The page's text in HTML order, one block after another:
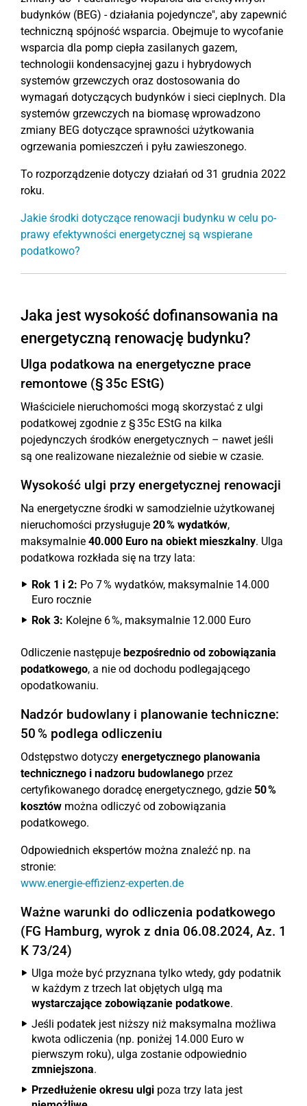
budynków (BEG) - działania pojedyncze", aby zapewnić
techniczną spójność wsparcia. Obejmuje to wycofanie
wsparcia dla pomp ciepła zasilanych gazem,
technologii kondensacyjnej gazu i hybrydowych
systemów grzewczych oraz dostosowania do
wymagań dotyczących budynków i sieci cieplnych. Dla
systemów grzewczych na biomasę wprowadzono
zmiany BEG dotyczące sprawności użytkowania
ogrzewania pomieszczeń i pyłu zawieszonego.
To rozporządzenie dotyczy działań od 31 grudnia 2022
roku.
Jakie środki dotyczące re­no­wa­cji bu­dyn­ku w celu po­
pra­wy efek­tyw­no­ści ener­ge­tycz­nej są wspierane
podatkowo?
Jaka jest wysokość dofinansowania na
energetyczną renowację budynku?
Ulga podatkowa na energetyczne prace
remontowe (§ 35c EStG)
Właściciele nieruchomości mogą skorzystać z ulgi
podatkowej zgodnie z § 35c EStG na kilka
pojedynczych środków energetycznych – nawet jeśli
są one realizowane niezależnie od siebie w czasie.
Wysokość ulgi przy energetycznej renowacji
Na energetyczne środki w samodzielnie użytkowanej
nieruchomości przysługuje 20 % wydatków,
maksymalnie 40.000 Euro na obiekt mieszkalny. Ulga
podatkowa rozkłada się na trzy lata:
Rok 1 i 2: Po 7 % wydatków, maksymalnie 14.000
Euro rocznie
Rok 3: Kolejne 6 %, maksymalnie 12.000 Euro
Odliczenie następuje bezpośrednio od zobowiązania
podatkowego, a nie od dochodu podlegającego
opodatkowaniu.
Nadzór budowlany i planowanie techniczne:
50 % podlega odliczeniu
Odstępstwo dotyczy energetycznego planowania
technicznego i nadzoru budowlanego przez
certyfikowanego doradcę energetycznego, gdzie 50 %
kosztów można odliczyć od zobowiązania
podatkowego.
Odpowiednich ekspertów można znaleźć np. na
stronie:
www.energie-effizienz-experten.de
Ważne warunki do odliczenia podatkowego
(FG Hamburg, wyrok z dnia 06.08.2024, Az. 1
K 73/24)
Ulga może być przyznana tylko wtedy, gdy podatnik
w każdym z trzech lat objętych ulgą ma
wystarczające zobowiązanie podatkowe.
Jeśli podatek jest niższy niż maksymalna możliwa
kwota odliczenia (np. poniżej 14.000 Euro w
pierwszym roku), ulga zostanie odpowiednio
zmniejszona.
Przedłużenie okresu ulgi poza trzy lata jest